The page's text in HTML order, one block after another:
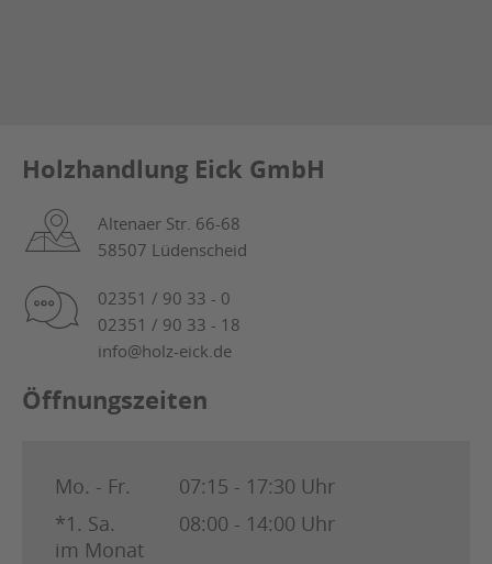
Holzhandlung Eick GmbH
Altenaer Str. 66-68
58507 Lüdenscheid
02351 / 90 33 - 0
02351 / 90 33 - 18
info@holz-eick.de
Öffnungszeiten
Mo. - Fr.
07:15 - 17:30 Uhr
*1. Sa.
im Monat
08:00 - 14:00 Uhr